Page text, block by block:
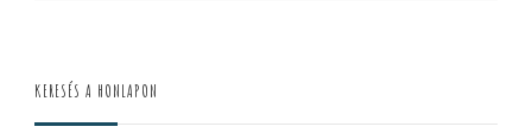
KERESÉS A HONLAPON